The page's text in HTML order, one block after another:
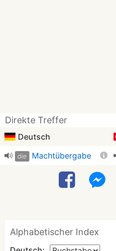
Direkte Treffer
Deutsch
die Machtübergabe
Alphabetischer Index